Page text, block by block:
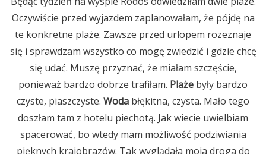
Oczywiście przed wyjazdem zaplanowałam, że pójdę na
te konkretne plaże. Zawsze przed urlopem rozeznaje
się i sprawdzam wszystko co mogę zwiedzić i gdzie chcę
się udać. Muszę przyznać, że miałam szczęście,
ponieważ bardzo dobrze trafiłam. Plaże były bardzo
czyste, piaszczyste. Woda błękitna, czysta. Mało tego
doszłam tam z hotelu piechotą. Jak wiecie uwielbiam
spacerować, bo wtedy mam możliwość podziwiania
pięknych krajobrazów. Tak wyglądała moja droga do